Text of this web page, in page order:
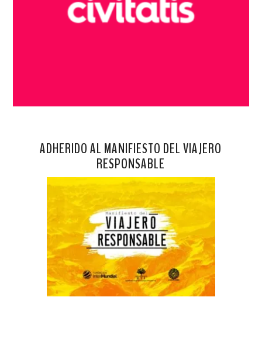
ADHERIDO AL MANIFIESTO DEL VIAJERO
RESPONSABLE